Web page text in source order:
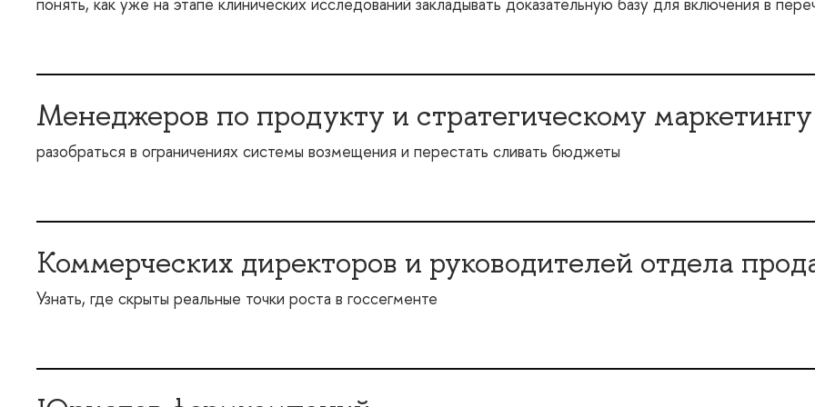
Менеджеров по продукту и стратегическому маркетингу
разобраться в ограничениях системы возмещения и перестать сливать бюджеты
Коммерческих директоров и руководителей отдела
Узнать, где скрыты реальные точки роста в госсегменте